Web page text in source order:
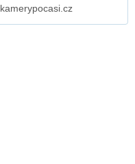
kamerypocasi.cz